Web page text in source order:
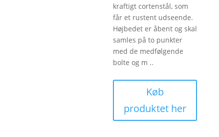
kraftigt cortenstål, som
får et rustent udseende.
Højbedet er åbent og skal
samles på to punkter
med de medfølgende
bolte og m ..
Køb
produktet her